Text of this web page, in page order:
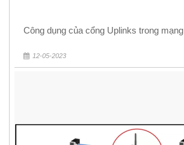
Công dụng của cổng Uplinks trong mạng
12-05-2023